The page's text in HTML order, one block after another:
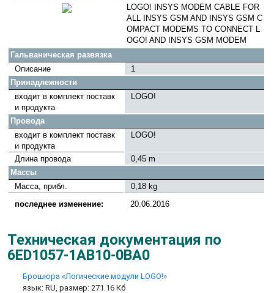
LOGO! INSYS MODEM CABLE FOR
ALL INSYS GSM AND INSYS GSM C
OMPACT MODEMS TO CONNECT L
OGO! AND INSYS GSM MODEM
Гальваническая развязка
Описание
1
Принадлежности
входит в комплект поставк
и продукта
LOGO!
Провода
входит в комплект поставк
и продукта
LOGO!
Длина провода
0,45 m
Массы
Масса, прибл.
0,18 kg
последнее изменение:
20.06.2016
Техническая документация по
6ED1057-1AB10-0BA0
Брошюра «Логические модули LOGO!»
язык: RU, размер: 271.16 Кб